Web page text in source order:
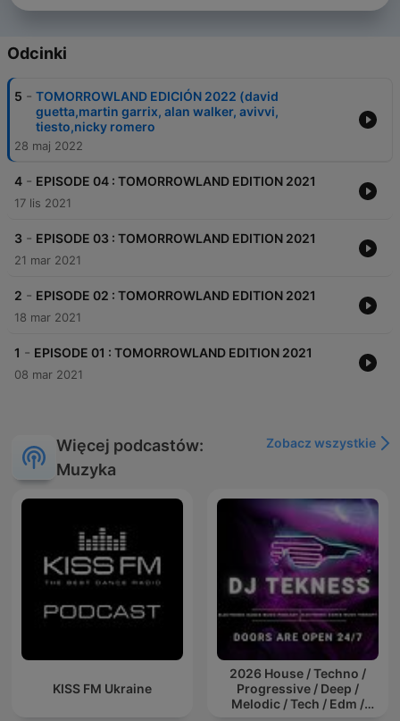
Odcinki
5 - TOMORROWLAND EDICIÓN 2022 (david
guetta,martin garrix, alan walker, avivvi,
tiesto,nicky romero
28 maj 2022
4 - EPISODE 04 : TOMORROWLAND EDITION 2021
17 lis 2021
3 - EPISODE 03 : TOMORROWLAND EDITION 2021
21 mar 2021
2 - EPISODE 02 : TOMORROWLAND EDITION 2021
18 mar 2021
1 - EPISODE 01 : TOMORROWLAND EDITION 2021
08 mar 2021
Więcej podcastów:
Muzyka
Zobacz wszystkie
KISS FM Ukraine
2026 House / Techno /
Progressive / Deep /
Melodic / Tech / Edm /